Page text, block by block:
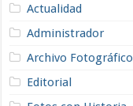
Actualidad
Administrador
Archivo Fotográfico
Editorial